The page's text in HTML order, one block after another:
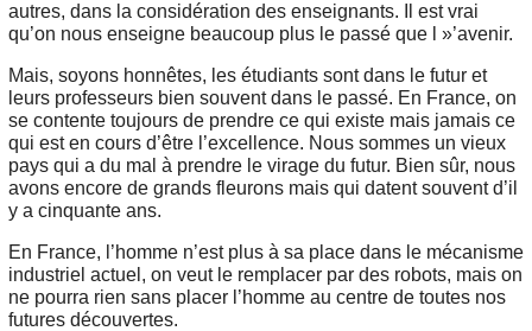
autres, dans la considération des enseignants. Il est vrai
qu’on nous enseigne beaucoup plus le passé que l »’avenir.
Mais, soyons honnêtes, les étudiants sont dans le futur et
leurs professeurs bien souvent dans le passé. En France, on
se contente toujours de prendre ce qui existe mais jamais ce
qui est en cours d’être l’excellence. Nous sommes un vieux
pays qui a du mal à prendre le virage du futur. Bien sûr, nous
avons encore de grands fleurons mais qui datent souvent d’il
y a cinquante ans.
En France, l’homme n’est plus à sa place dans le mécanisme
industriel actuel, on veut le remplacer par des robots, mais on
ne pourra rien sans placer l’homme au centre de toutes nos
futures découvertes.